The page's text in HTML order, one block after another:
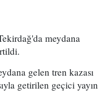
meydana
gelen tren kazası
getirilen geçici yayın